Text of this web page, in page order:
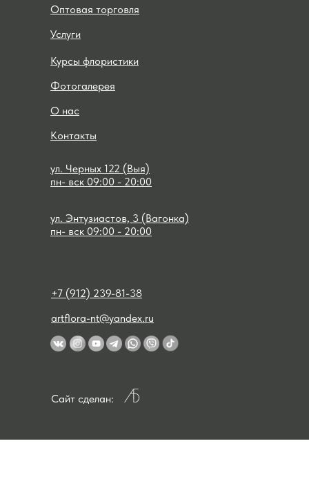
Курсы флористики
Фотогалерея
О нас
Контакты
Оптовая торговля
Услуги
+7 (912) 239-81-38
artflora-nt@yandex.ru
Сайт сделан:
ул. Черных 122 (Выя)
пн- вск 09:00 - 20:00
пн- вск 09:00 - 20:00
ул. Энтузиастов, 3 (Вагонка)